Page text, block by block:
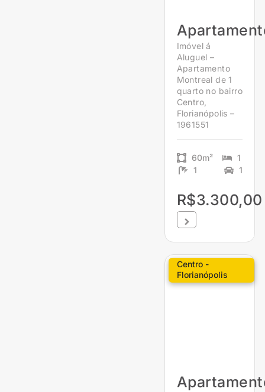
Imóvel á
Aluguel –
Apartamento
Montreal de 1
quarto no bairro
Centro,
Florianópolis –
1961551
60m²
1
1
1
R$3.300,00
Centro -
Florianópolis